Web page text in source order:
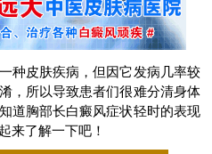
皮肤疾病，但因它发病几率较
，所以导致患者们很难分清身体
道胸部长白癜风症状轻时的表现
来了解一下吧！